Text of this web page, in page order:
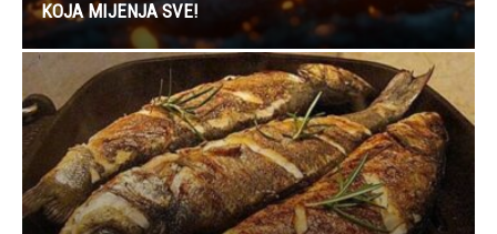
KOJA MIJENJA SVE!